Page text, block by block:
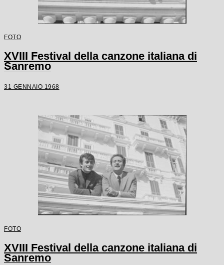
FOTO
XVIII Festival della canzone italiana di
Sanremo
31 GENNAIO 1968
FOTO
XVIII Festival della canzone italiana di
Sanremo